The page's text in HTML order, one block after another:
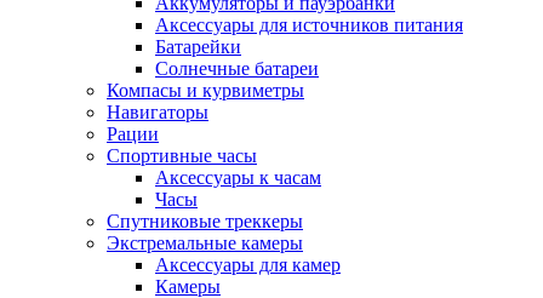
Аксессуары для источников питания
Батарейки
Солнечные батареи
Компасы и курвиметры
Навигаторы
Рации
Спортивные часы
Аксессуары к часам
Часы
Спутниковые треккеры
Экстремальные камеры
Аксессуары для камер
Камеры